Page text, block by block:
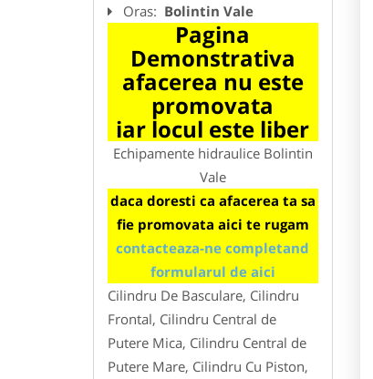
Oras: Bolintin Vale
Pagina
Demonstrativa
afacerea nu este
promovata
iar locul este liber
Echipamente hidraulice Bolintin
Vale
daca doresti ca afacerea ta sa
fie promovata aici te rugam
contacteaza-ne completand
formularul de aici
Cilindru De Basculare, Cilindru
Frontal, Cilindru Central de
Putere Mica, Cilindru Central de
Putere Mare, Cilindru Cu Piston,